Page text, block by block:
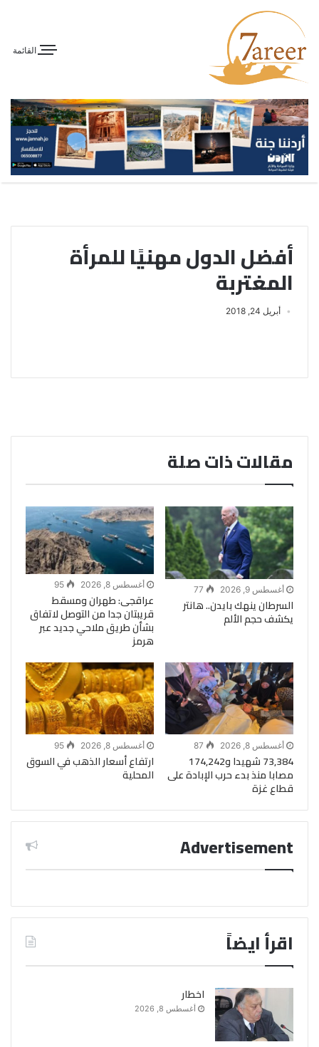
القائمة
أفضل الدول مهنيًا للمرأة
المغتربة
أبريل 24, 2018
مقالات ذات صلة
أغسطس 9, 2026 77
السرطان ينهك بايدن.. هانتر
يكشف حجم الألم
أغسطس 8, 2026 95
عراقجى: طهران ومسقط
قريبتان جدا من التوصل لاتفاق
بشأن طريق ملاحي جديد عبر
هرمز
أغسطس 8, 2026 87
73,384 شهيدا و174,242
مصابا منذ بدء حرب الإبادة على
قطاع غزة
أغسطس 8, 2026 95
ارتفاع أسعار الذهب في السوق
المحلية
Advertisement
اقرأ ايضاً
اخطار
أغسطس 8, 2026